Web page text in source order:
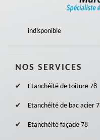
indisponible
NOS SERVICES
Etanchéité de toiture 78
Etanchéité de bac acier
Etanchéité façade 78